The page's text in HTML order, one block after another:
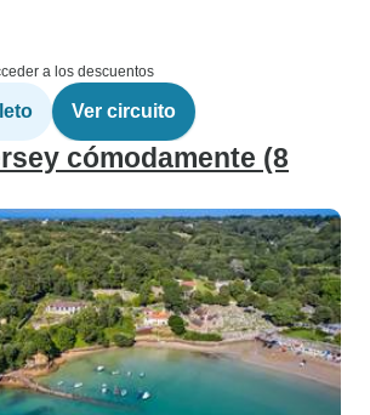
a los descuentos
Ver circuito
cómodamente (8